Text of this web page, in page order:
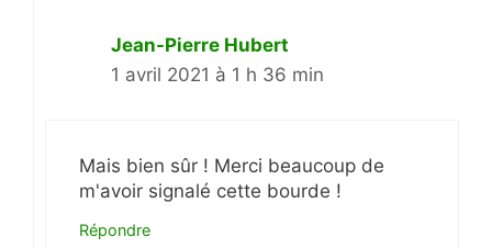
Jean-Pierre Hubert
1 avril 2021 à 1 h 36 min
Mais bien sûr ! Merci beaucoup de
m'avoir signalé cette bourde !
Répondre